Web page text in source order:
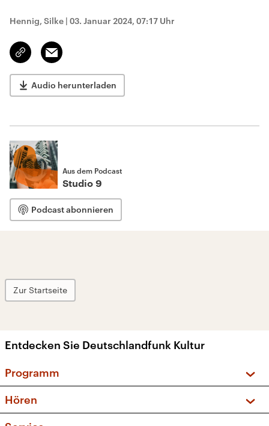
Hennig, Silke | 03. Januar 2024, 07:17 Uhr
Link
kopieren/teilen
Email
Audio herunterladen
Aus dem Podcast
Studio 9
Podcast abonnieren
Zur Startseite
Entdecken Sie Deutschlandfunk Kultur
Programm
Sendungen und Podcasts
Hören